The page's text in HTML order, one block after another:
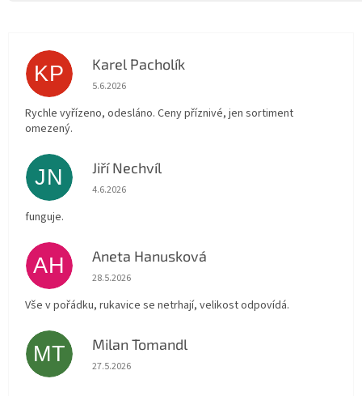
KP Karel Pacholík
Hodnocení obchodu je 4 z 5 hvězdiček.
5.6.2026
Rychle vyřízeno, odesláno. Ceny příznivé, jen sortiment
omezený.
JN Jiří Nechvíl
Hodnocení obchodu je 5 z 5 hvězdiček.
4.6.2026
funguje.
AH Aneta Hanusková
Hodnocení obchodu je 5 z 5 hvězdiček.
28.5.2026
Vše v pořádku, rukavice se netrhají, velikost odpovídá.
MT Milan Tomandl
Hodnocení obchodu je 5 z 5 hvězdiček.
27.5.2026